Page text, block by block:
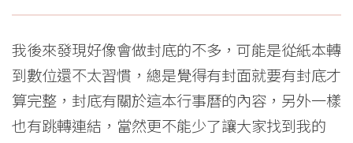
我後來發現好像會做封底的不多，可能是從紙本轉
到數位還不太習慣，總是覺得有封面就要有封底才
算完整，封底有關於這本行事曆的內容，另外一樣
也有跳轉連結，當然更不能少了讓大家找到我的